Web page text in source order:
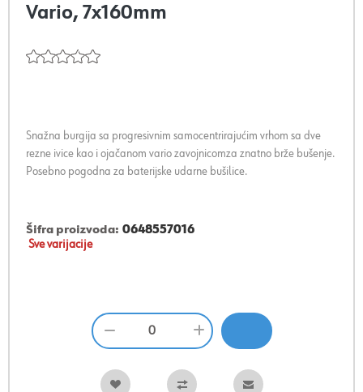
Vario, 7x160mm
Snažna burgija sa progresivnim samocentrirajućim vrhom sa dve
rezne ivice kao i ojačanom vario zavojnicomza znatno brže bušenje.
Posebno pogodna za baterijske udarne bušilice.
Šifra proizvoda: 0648557016
Sve varijacije